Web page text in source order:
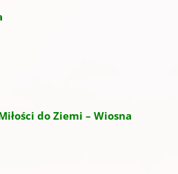
do Ziemi – Wiosna